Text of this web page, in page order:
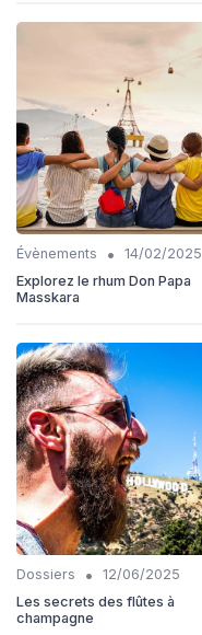
Évènements •
14/02/2025
Explorez le rhum Don Papa
Masskara
Dossiers •
12/06/2025
Les secrets des flûtes à
champagne